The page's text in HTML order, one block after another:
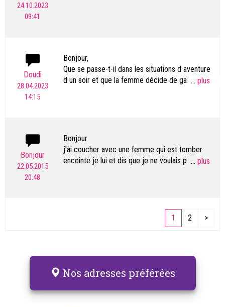
24.10.2023
09:41
Doudi
28.04.2023
14:15
Bonjour,
Que se passe-t-il dans les situations d aventure
d un soir et que la femme décide de garder
...
Bonjour
22.05.2015
20:48
Bonjour
j'ai coucher avec une femme qui est tomber
enceinte je lui et dis que je ne voulais pas de
...
1 2 >
Nos adresses préférées